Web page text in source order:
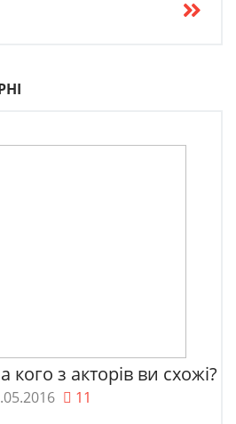
кого з акторів ви схожі?
11